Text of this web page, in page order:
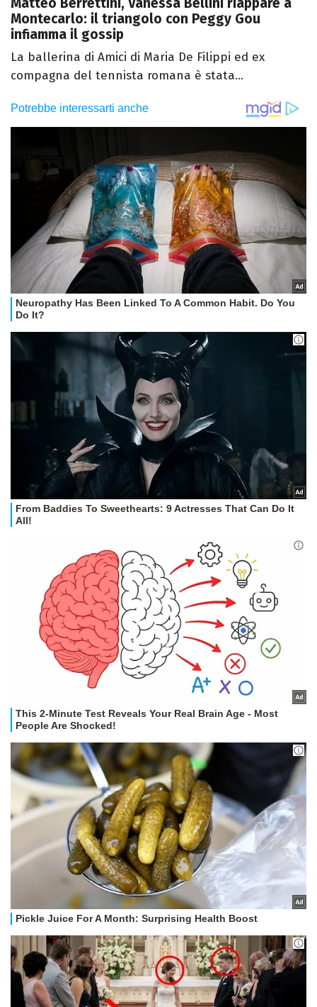
Montecarlo: il triangolo con Peggy Gou
infiamma il gossip
La ballerina di Amici di Maria De Filippi ed ex
compagna del tennista romana è stata...